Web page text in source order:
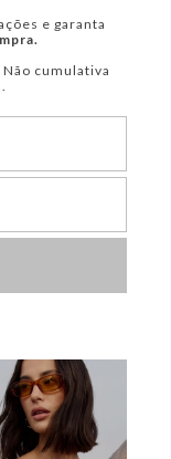
e garanta
cumulativa